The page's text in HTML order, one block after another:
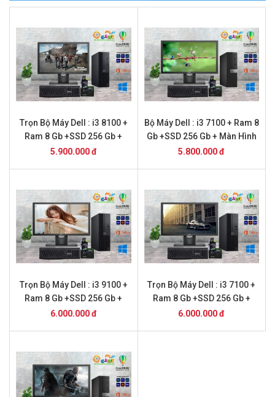
Trọn Bộ Máy Dell : i3 8100 +
Ram 8 Gb +SSD 256 Gb +
Màn Hình 20
5.900.000 đ
Bộ Máy Dell : i3 7100 + Ram 8
Gb +SSD 256 Gb + Màn Hình
22
5.800.000 đ
Trọn Bộ Máy Dell : i3 9100 +
Ram 8 Gb +SSD 256 Gb +
Màn Hình 20
6.000.000 đ
Trọn Bộ Máy Dell : i3 7100 +
Ram 8 Gb +SSD 256 Gb +
Màn Hình 24
6.000.000 đ